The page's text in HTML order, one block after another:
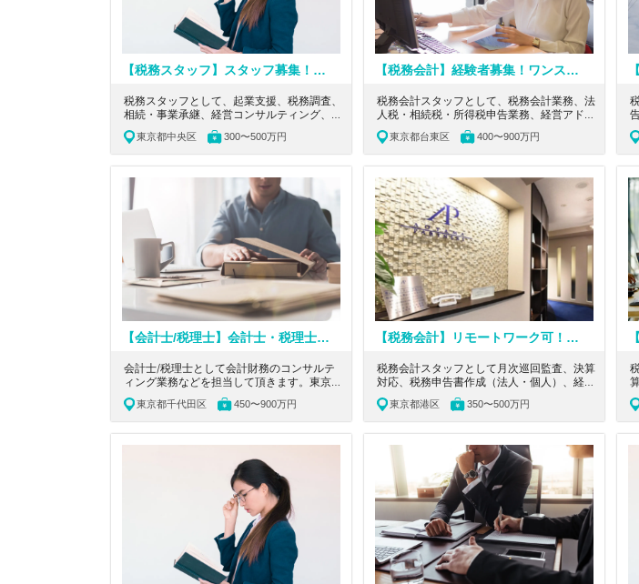
【税務スタッフ】スタッフ募集！税務スタッフとして、企業支援や事業継承に携わりたい方募集
税務スタッフとして、起業支援、税務調査、
相続・事業承継、経営コンサルティング、医
業支援、セカンドオピニオン、原則内勤、月
次決算業務（会計ソフト入力、試算表作成）
等業務をお任せします。
東京都中央区 300〜500万円
【税務会計】経験者募集！ワンストップでトータルサービスを提供する税理士法人
税務会計スタッフとして、税務会計業務、法
人税・相続税・所得税申告業務、経営アドバ
イザリー業務をお任せします。上場企業や公
開予定企業のお客様をお任せすることもあ
り、将来的に、事務所発展のためのアイデア
ス等をお願いしたいと思っています。
東京都台東区 400〜900万円
【会計士/税理士】会計士・税理士の有資格者歓迎！給与水準◎職場全体で働く一体感のある税理士法人
会計士/税理士として会計財務のコンサルテ
ィング業務などを担当して頂きます。東京都
千代田区にあり、会計・財務・ファイナンス
領域を超えた支援等、あなたが手を挙げたこ
と、できますと断言したことに惜しみないサ
ポートを約束する税理士法人の求人です。
東京都千代田区 450〜900万円
【税務会計】リモートワーク可！充実した教育制度！多種多様なクライアントと携わることができる税理士法人
税務会計スタッフとして月次巡回監査、決算
対応、税務申告書作成（法人・個人）、経営
コンサルティング等の業務をご担当いただき
ます。東京都港区にあり上場企業から芸能
人・アスリートまで多種多様なクライアント
と携わることができる税理士法人の求人で
東京都港区 350〜500万円